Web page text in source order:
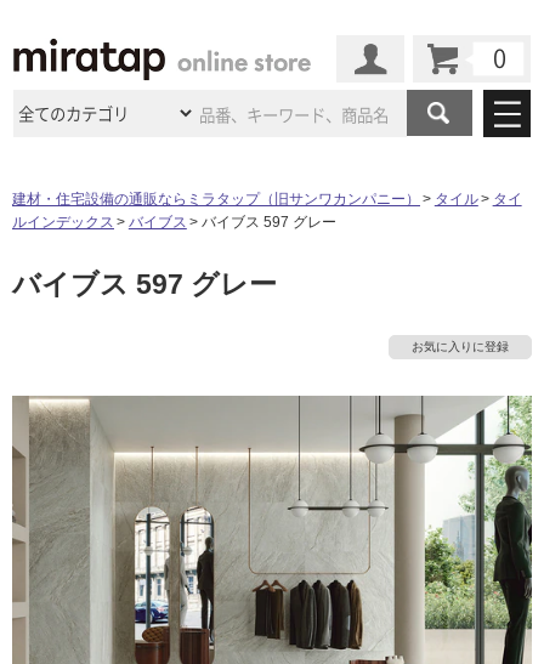
商品カテゴリ
キッチン
トイレ
扉
エクステリア（外構）
ウッドデッキ フローリング・床材
収納 インテリア・ 家具
照明 ペット用品
内装用建材 パネル・壁材
施工事例
施工事例
インタビュー
店舗・施設事例
ショールーム
ショールーム
大阪ショールーム
名古屋 ショールーム 京都ショールーム
福岡ショールーム 札幌スマート
ショールー
ム
横浜スマートショールー
ウェルビーみのおHDC
BOX
サポート
ご利用ガイド 初めての方へ
よくある質問 お問い合わせ
修理お問い合わせ クレーム公開
説明書・図面検索 水まわり 3年保証
その他サービス
ミラタップと創る家
ASOLIE
工事会社紹介
Coziコンシ
ェルジュ
自分らしい家づくり
SUVACO
最高のリノベ会社がみつ
かるリノベりす
建材・住宅設備の通販ならミラタップ（旧サンワカンパニー） タイル
タイ
ルインデックス
バイブス バイブス 597 グレー
バイブス 597 グレー
お気に入りに登録